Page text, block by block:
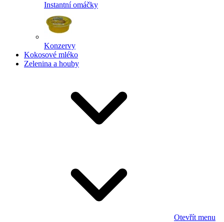
Instantní omáčky
Konzervy
Kokosové mléko
Zelenina a houby
Otevřít menu